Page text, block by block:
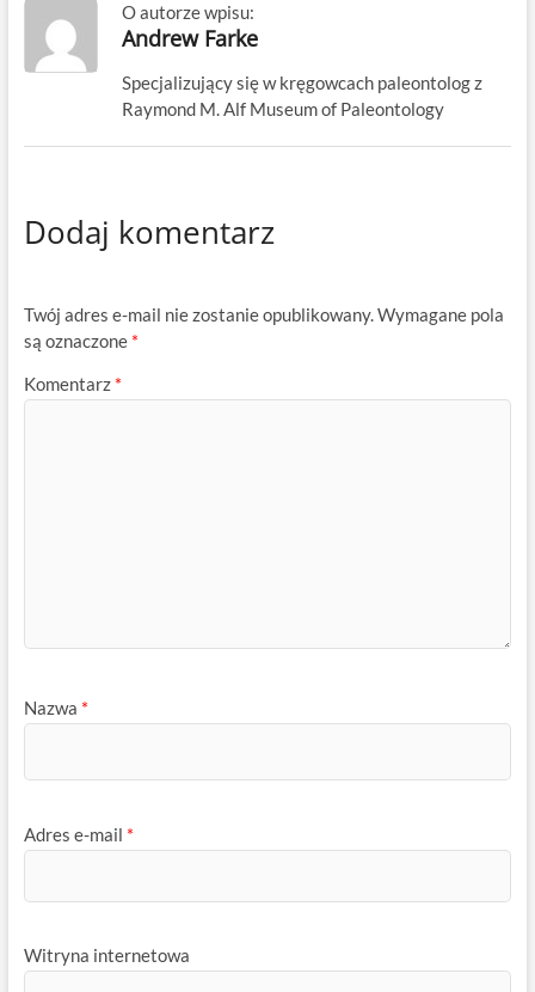
O autorze wpisu:
Andrew Farke
Specjalizujący się w kręgowcach paleontolog z
Raymond M. Alf Museum of Paleontology
Dodaj komentarz
Twój adres e-mail nie zostanie opublikowany.Wymagane pola
są oznaczone *
Komentarz *
Nazwa *
Adres e-mail *
Witryna internetowa